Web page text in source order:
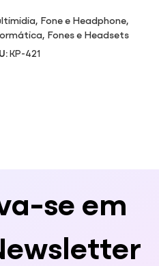
, Fone e Headphone,
, Fones e Headsets
KP-421
se em